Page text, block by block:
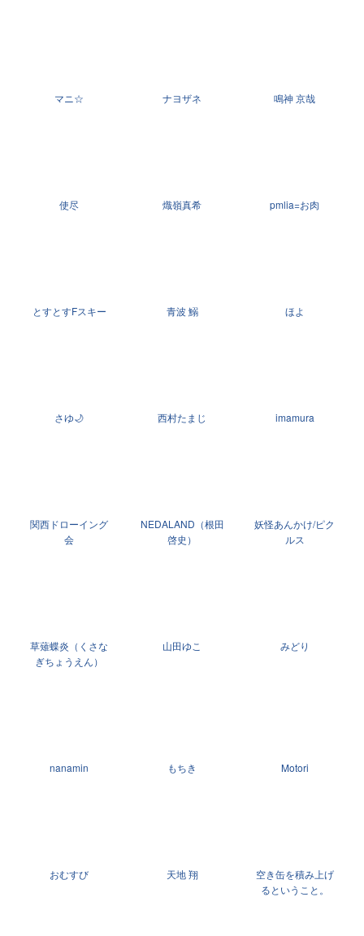
マニ☆ ナヨザネ 鳴神 京哉
使尽 熾嶺真希 pmlia=お肉
とすとすFスキー 青波 鰯 ほよ
さゆ🌙 西村たまじ imamura
関西ドローイング
会
NEDALAND（根田
啓史）
妖怪あんかけ/ピク
ルス
草薙蝶炎（くさな
ぎちょうえん）
山田ゆこ みどり
nanamin もちき Motori
おむすび 天地 翔
空き缶を積み上げ
るということ。